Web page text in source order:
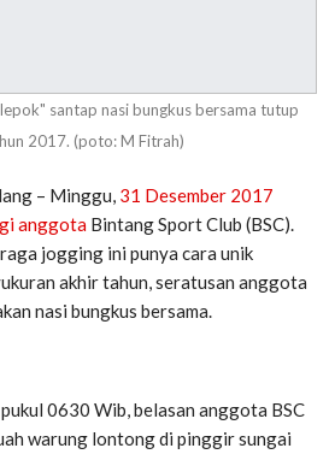
santap nasi bungkus bersama tutup
2017. (poto: M Fitrah)
– Minggu, 31 Desember 2017
anggota Bintang Sport Club (BSC).
jogging ini punya cara unik
akhir tahun, seratusan anggota
nasi bungkus bersama.
0630 Wib, belasan anggota BSC
warung lontong di pinggir sungai